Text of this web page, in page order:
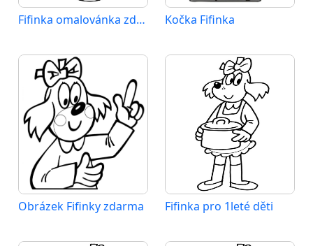
Fifinka omalovánka zdarma Kočka Fifinka
Obrázek Fifinky zdarma Fifinka pro 1leté děti